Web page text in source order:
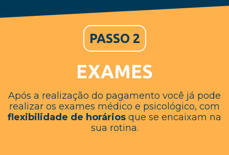
PASSO 2
EXAMES
Após a realização do pagamento você já pode
realizar os exames médico e psicológico, com
flexibilidade de horários que se encaixam na
sua rotina.